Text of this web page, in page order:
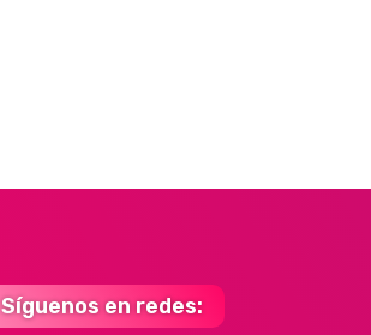
Síguenos en redes: